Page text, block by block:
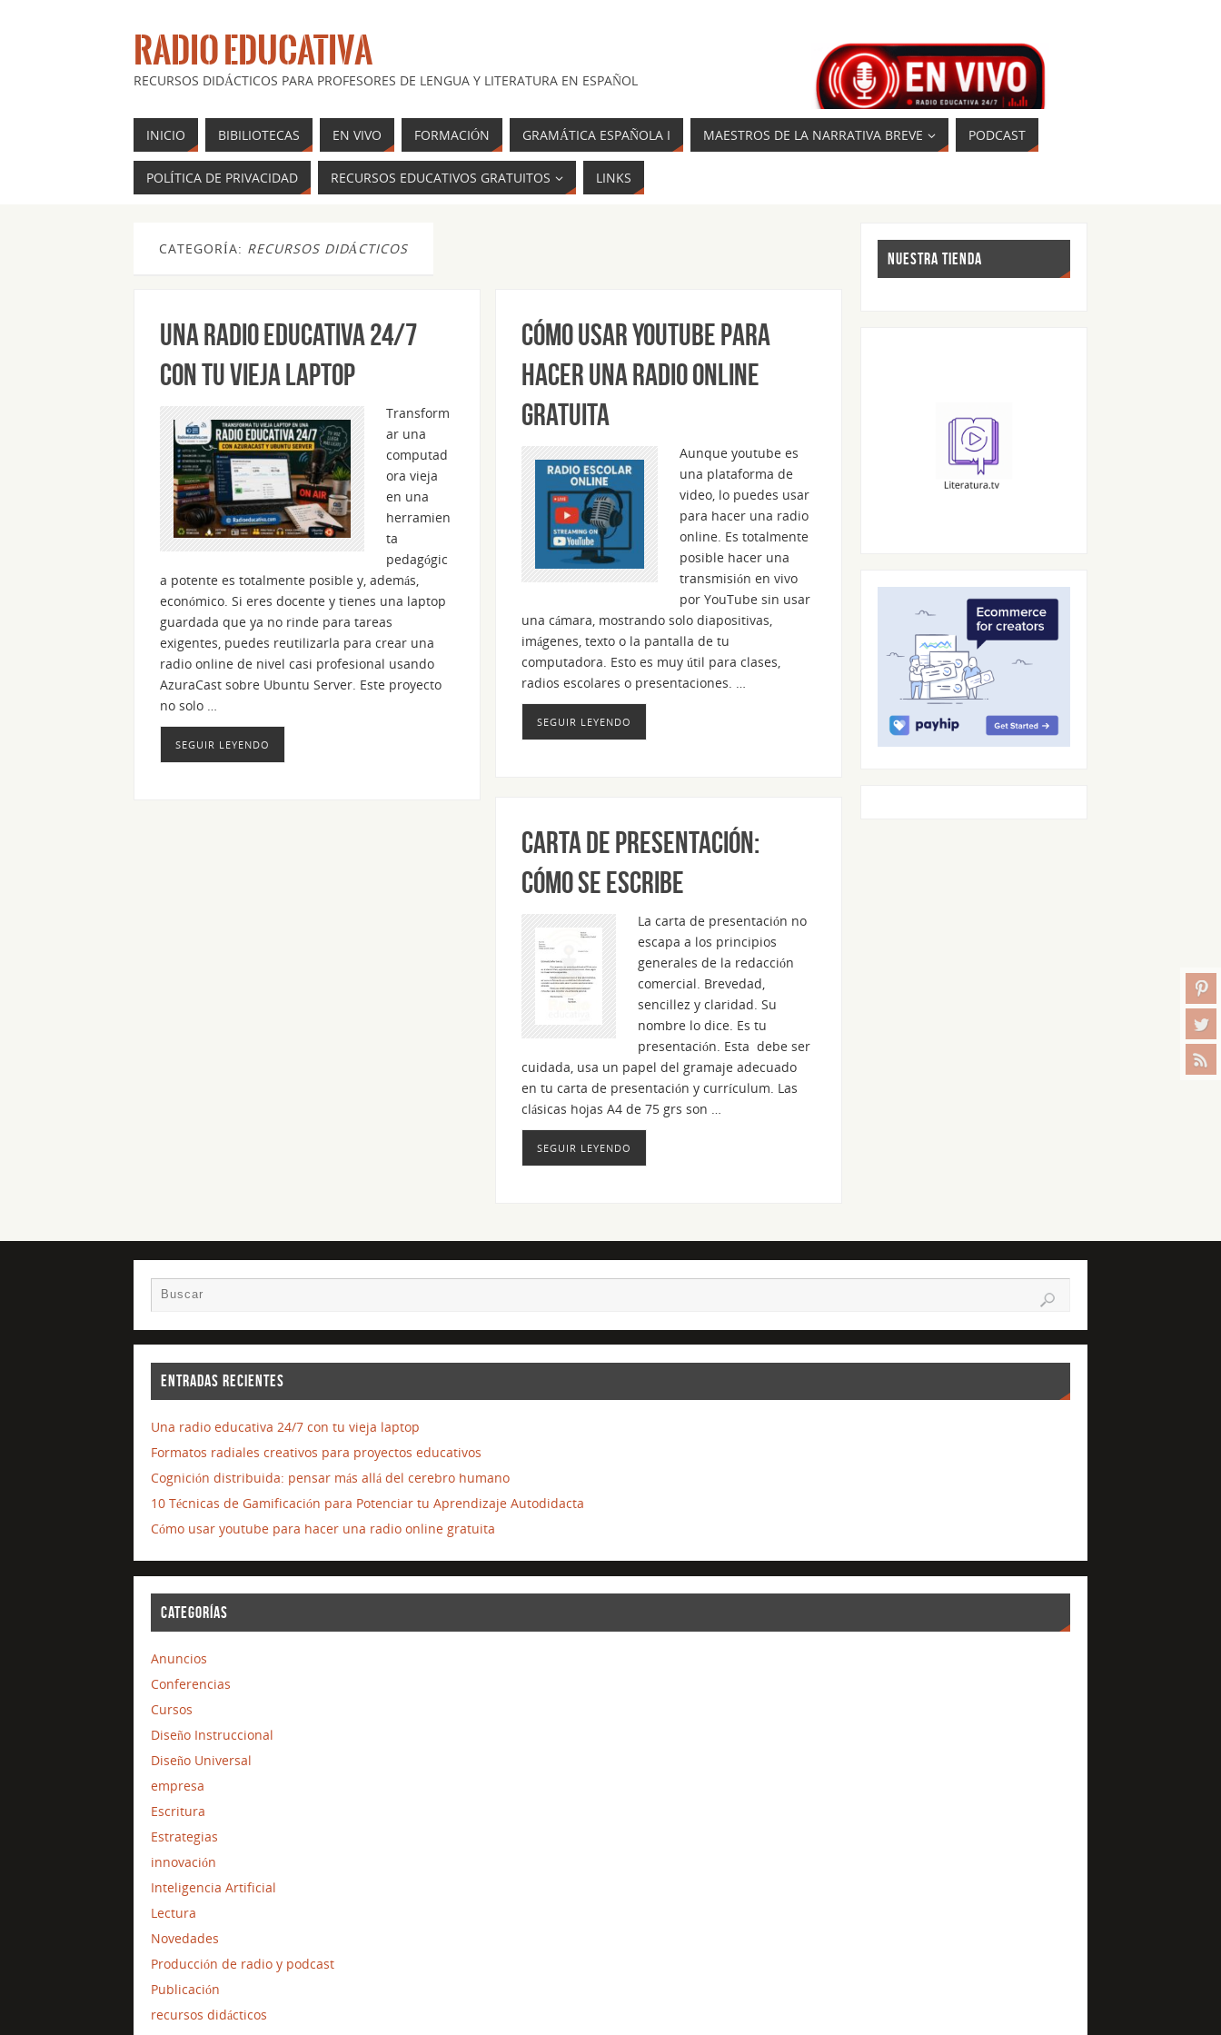
RADIO EDUCATIVA
RECURSOS DIDÁCTICOS PARA PROFESORES DE LENGUA Y LITERATURA EN ESPAÑOL
INICIO BIBILIOTECAS EN VIVO FORMACIÓN GRAMÁTICA ESPAÑOLA I MAESTROS DE LA NARRATIVA BREVE PODCAST
POLÍTICA DE PRIVACIDAD RECURSOS EDUCATIVOS GRATUITOS LINKS
CATEGORÍA: RECURSOS DIDÁCTICOS
Una radio educativa 24/7
con tu vieja laptop
Transform
ar una
computad
ora vieja
en una
herramien
ta
pedagógic
a potente es totalmente posible y, además,
económico. Si eres docente y tienes una laptop
guardada que ya no rinde para tareas
exigentes, puedes reutilizarla para crear una
radio online de nivel casi profesional usando
AzuraCast sobre Ubuntu Server. Este proyecto
no solo …
SEGUIR LEYENDO
Cómo usar youtube para
hacer una radio online
gratuita
Aunque youtube es
una plataforma de
video, lo puedes usar
para hacer una radio
online. Es totalmente
posible hacer una
transmisión en vivo
por YouTube sin usar
una cámara, mostrando solo diapositivas,
imágenes, texto o la pantalla de tu
computadora. Esto es muy útil para clases,
radios escolares o presentaciones. …
SEGUIR LEYENDO
Carta de presentación:
cómo se escribe
La carta de presentación no
escapa a los principios
generales de la redacción
comercial. Brevedad,
sencillez y claridad. Su
nombre lo dice. Es tu
presentación. Esta debe ser
cuidada, usa un papel del gramaje adecuado
en tu carta de presentación y currículum. Las
clásicas hojas A4 de 75 grs son …
SEGUIR LEYENDO
NUESTRA TIENDA
ENTRADAS RECIENTES
Una radio educativa 24/7 con tu vieja laptop
Formatos radiales creativos para proyectos educativos
Cognición distribuida: pensar más allá del cerebro humano
10 Técnicas de Gamificación para Potenciar tu Aprendizaje Autodidacta
Cómo usar youtube para hacer una radio online gratuita
CATEGORÍAS
Anuncios
Conferencias
Cursos
Diseño Instruccional
Diseño Universal
empresa
Escritura
Estrategias
innovación
Inteligencia Artificial
Lectura
Novedades
Producción de radio y podcast
Publicación
recursos didácticos